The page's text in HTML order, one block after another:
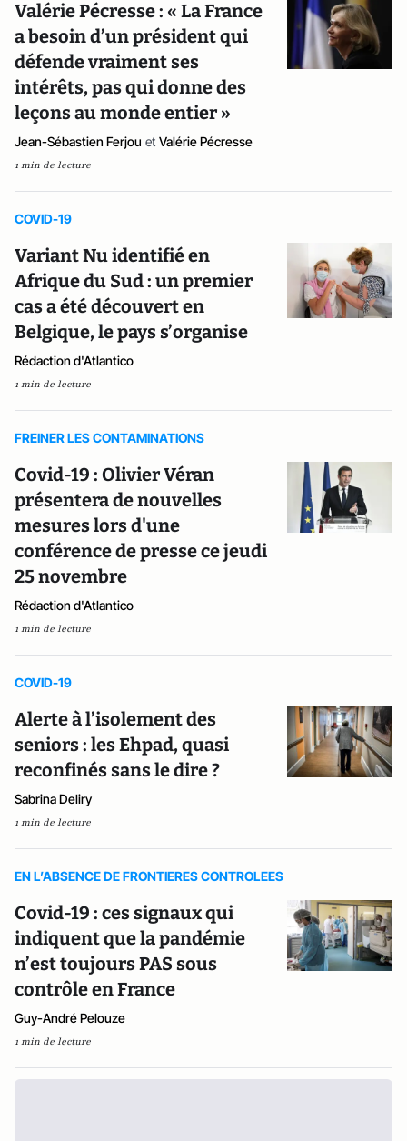
Valérie Pécresse : « La France
a besoin d’un président qui
défende vraiment ses
intérêts, pas qui donne des
leçons au monde entier »
Jean-Sébastien Ferjou et Valérie Pécresse
1 min de lecture
COVID-19
Variant Nu identifié en
Afrique du Sud : un premier
cas a été découvert en
Belgique, le pays s’organise
Rédaction d'Atlantico
1 min de lecture
FREINER LES CONTAMINATIONS
Covid-19 : Olivier Véran
présentera de nouvelles
mesures lors d'une
conférence de presse ce jeudi
25 novembre
Rédaction d'Atlantico
1 min de lecture
COVID-19
Alerte à l’isolement des
seniors : les Ehpad, quasi
reconfinés sans le dire ?
Sabrina Deliry
1 min de lecture
EN L’ABSENCE DE FRONTIERES CONTROLEES
Covid-19 : ces signaux qui
indiquent que la pandémie
n’est toujours PAS sous
contrôle en France
Guy-André Pelouze
1 min de lecture